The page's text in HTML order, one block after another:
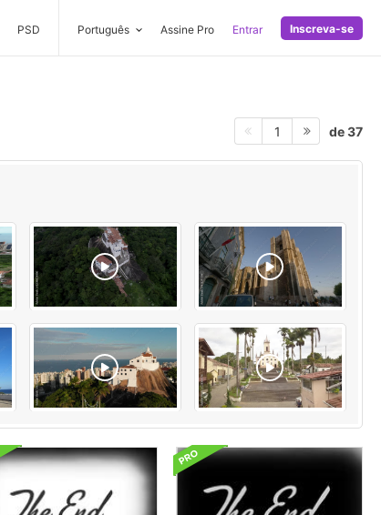
PSD Português Assine Pro Entrar Inscreva-se
1 de 37